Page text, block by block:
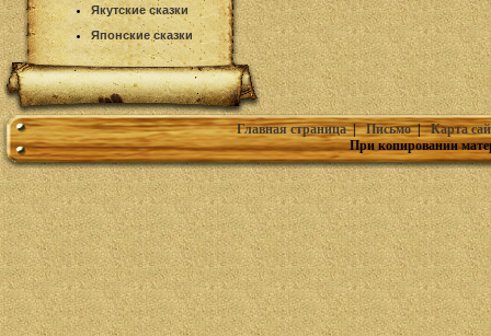
Якутские сказки
Японские сказки
Главная страница|Письмо|Карта
При копировании